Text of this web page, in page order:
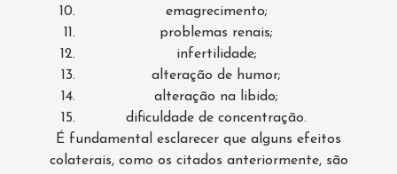
emagrecimento;
problemas renais;
infertilidade;
alteração de humor;
alteração na libido;
dificuldade de concentração.
É fundamental esclarecer que alguns efeitos
colaterais, como os citados anteriormente, são